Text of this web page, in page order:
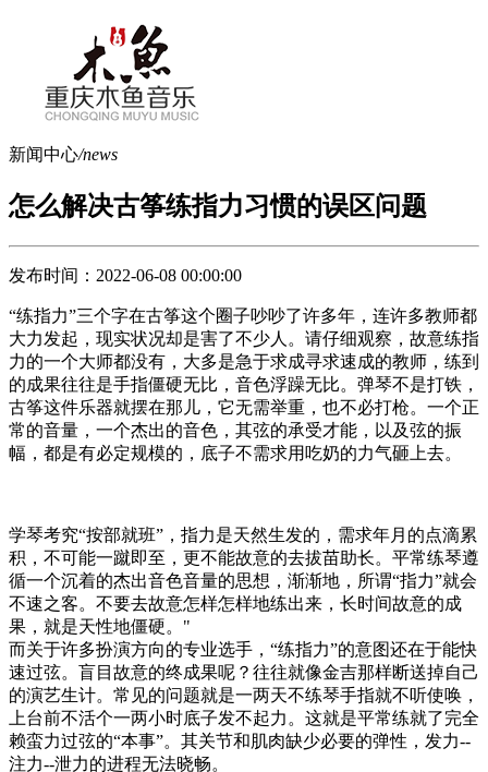
新闻中心/news
怎么解决古筝练指力习惯的误区问题
发布时间：2022-06-08 00:00:00
“练指力”三个字在古筝这个圈子吵吵了许多年，连许多教师都
大力发起，现实状况却是害了不少人。请仔细观察，故意练指
力的一个大师都没有，大多是急于求成寻求速成的教师，练到
的成果往往是手指僵硬无比，音色浮躁无比。弹琴不是打铁，
古筝这件乐器就摆在那儿，它无需举重，也不必打枪。一个正
常的音量，一个杰出的音色，其弦的承受才能，以及弦的振
幅，都是有必定规模的，底子不需求用吃奶的力气砸上去。
学琴考究“按部就班”，指力是天然生发的，需求年月的点滴累
积，不可能一蹴即至，更不能故意的去拔苗助长。平常练琴遵
循一个沉着的杰出音色音量的思想，渐渐地，所谓“指力”就会
不速之客。不要去故意怎样怎样地练出来，长时间故意的成
果，就是天性地僵硬。"
而关于许多扮演方向的专业选手，“练指力”的意图还在于能快
速过弦。盲目故意的终成果呢？往往就像金吉那样断送掉自己
的演艺生计。常见的问题就是一两天不练琴手指就不听使唤，
上台前不活个一两小时底子发不起力。这就是平常练就了完全
赖蛮力过弦的“本事”。其关节和肌肉缺少必要的弹性，发力--
注力--泄力的进程无法晓畅。